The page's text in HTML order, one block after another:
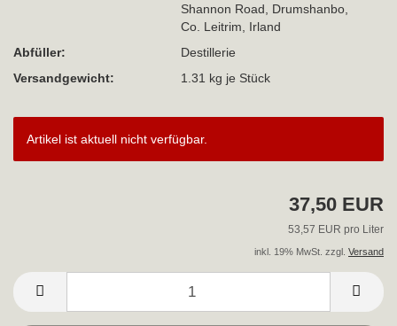
Shannon Road, Drumshanbo,
Co. Leitrim, Irland
Abfüller:
Destillerie
Versandgewicht:
1.31 kg je Stück
Artikel ist aktuell nicht verfügbar.
37,50 EUR
53,57 EUR pro Liter
inkl. 19% MwSt. zzgl. Versand